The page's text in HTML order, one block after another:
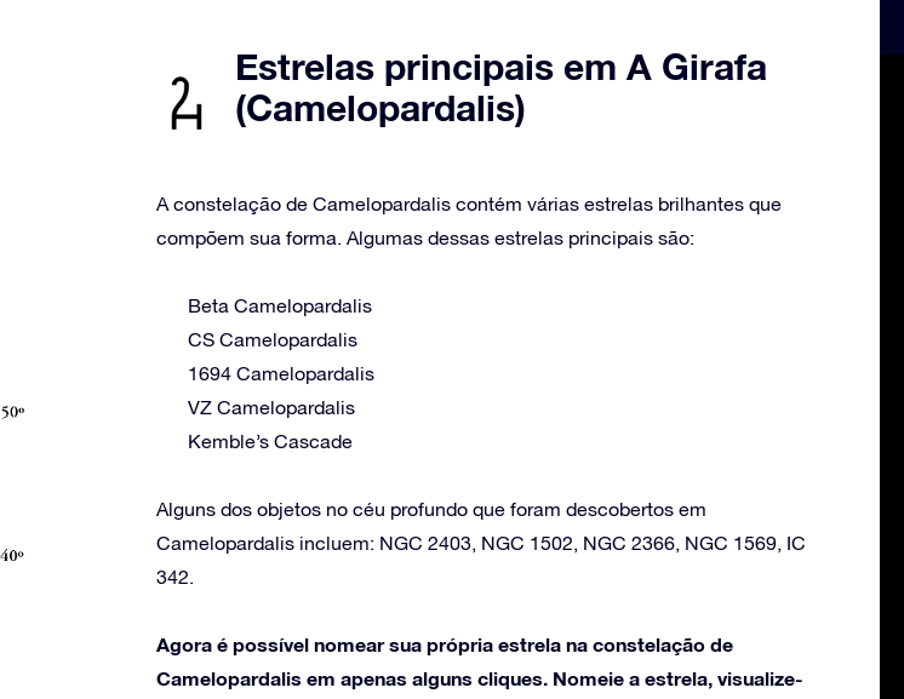
Estrelas principais em A Girafa
(Camelopardalis)
A constelação de Camelopardalis contém várias estrelas brilhantes que
compõem sua forma. Algumas dessas estrelas principais são:
Beta Camelopardalis
CS Camelopardalis
1694 Camelopardalis
VZ Camelopardalis
Kemble’s Cascade
Alguns dos objetos no céu profundo que foram descobertos em
Camelopardalis incluem: NGC 2403, NGC 1502, NGC 2366, NGC 1569, IC
342.
Agora é possível nomear sua própria estrela na constelação de
Camelopardalis em apenas alguns cliques. Nomeie a estrela, visualize-